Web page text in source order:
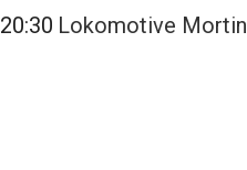
20:30 Lokomotive Mortin